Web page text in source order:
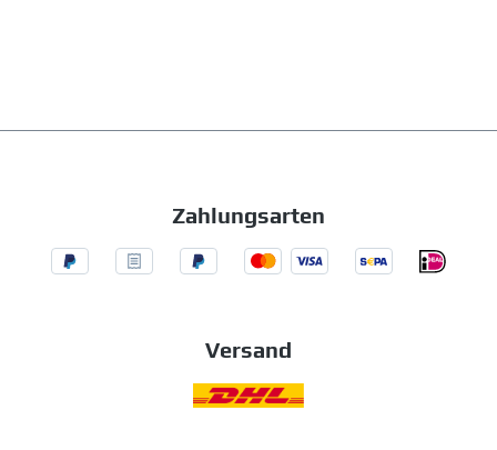
Zahlungsarten
Versand